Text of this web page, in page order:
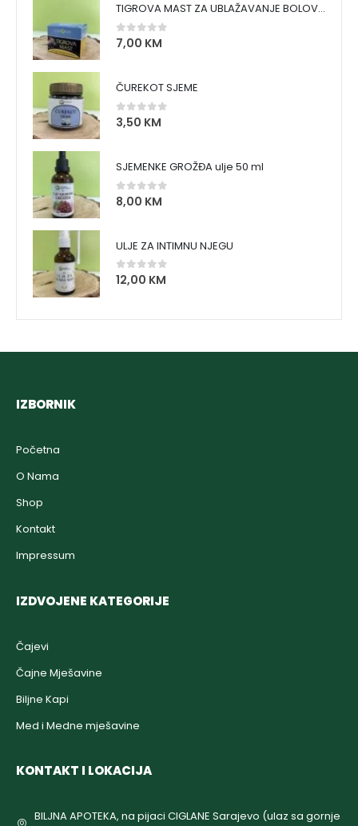
TIGROVA MAST ZA UBLAŽAVANJE BOLOVA I ZAGRIJAVANJE MIŠIĆA
0 out of 5
7,00 KM
ČUREKOT SJEME
0 out of 5
3,50 KM
SJEMENKE GROŽĐA ulje 50 ml
0 out of 5
8,00 KM
ULJE ZA INTIMNU NJEGU
0out of 5
12,00 KM
IZBORNIK
Početna
O Nama
Shop
Kontakt
Impressum
IZDVOJENE KATEGORIJE
Čajevi
Čajne Mješavine
Biljne Kapi
Med i Medne mješavine
KONTAKT I LOKACIJA
BILJNA APOTEKA, na pijaci CIGLANE Sarajevo (ulaz sa gornje